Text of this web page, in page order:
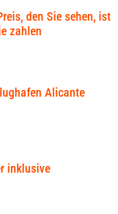
den Sie sehen, ist
zahlen​
Alicante
inklusive